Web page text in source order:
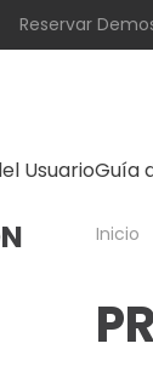
Reservar
UsuarioGuía
Inicio